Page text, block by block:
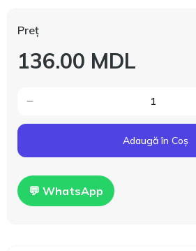
Preț
136.00 MDL
Adaugă în Coș
💬 WhatsApp